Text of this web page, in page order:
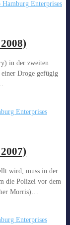
in der zweiten
Droge gefügig
wird, muss in der
die Polizei vor dem
Morris)…